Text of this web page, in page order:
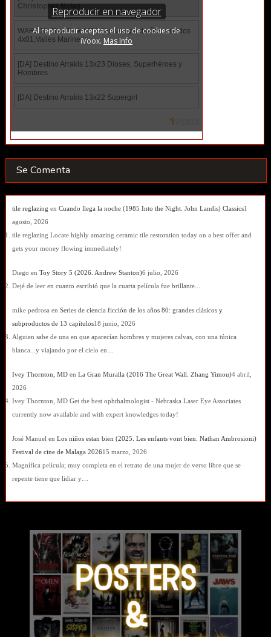
Se Comenta
tile reglazing en Cuando llega la noche (1985 Into the Night. John Landis) Classics1
agosto, 2026
tile reglazing Locate highly amazing ceramic tile restoration today on a best offer and
gets your money flowing immediately!
Diego en Toy Story 5 (2026. Andrew Stanton)6 julio, 2026
Dejé de leer en cuanto escribió que la cuarta película fue brillante...
mike pedrosa en Series de ciencia ficción de los años 80: grandes clásicos y
subproductos de 13 capítulos18 junio, 2026
Alguien sabe de una en que aparecían hombres y mujeres calvas, con una túnica
blanca...y viajando por el cielo en…
Ivey Thornton, MDen La Gran Muralla (2016 The Great Wall. Zhang Yimou)4 abril,
2026
Ivey Thornton, MD Get the best ophthalmologist - Nebraska Laser Eye Associates
currently now available and with expert knowledges today!
José Manuel en Los niños estan bien (2025. Les enfants vont bien. Nathan Ambrosioni)
Festival de cine de Malaga 202615 marzo, 2026
Magnífica película; muy completa en el retrato de una mujer de verso libre que se
repente tiene que lidiar y…